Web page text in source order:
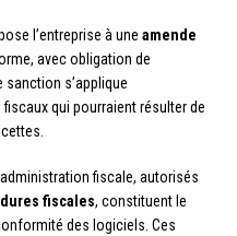
l’entreprise à une amende
avec obligation de
s’applique
qui pourraient résulter de
fiscale, autorisés
fiscales, constituent le
des logiciels. Ces